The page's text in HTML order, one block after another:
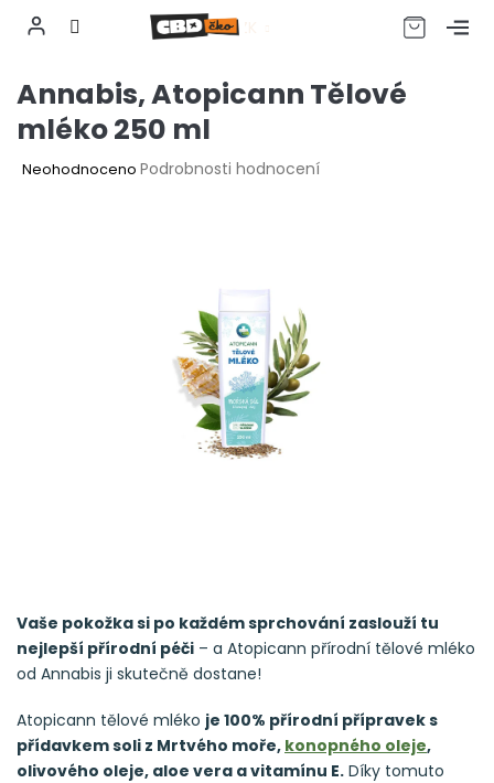
na
CZK
Annabis, Atopicann Tělové
mléko 250 ml
Průměrné
Neohodnoceno Podrobnosti hodnocení
Vaše pokožka si po každém sprchování zaslouží tu
nejlepší přírodní péči – a Atopicann přírodní tělové mléko
od Annabis ji skutečně dostane!
Atopicann tělové mléko je 100% přírodní přípravek s
přídavkem soli z Mrtvého moře, konopného oleje,
olivového oleje, aloe vera a vitamínu E. Díky tomuto